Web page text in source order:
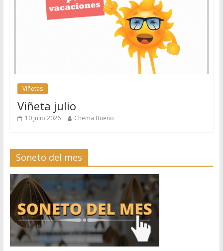
Viñetas
Viñeta julio
10 julio 2026 Chema Bueno
Soneto del mes